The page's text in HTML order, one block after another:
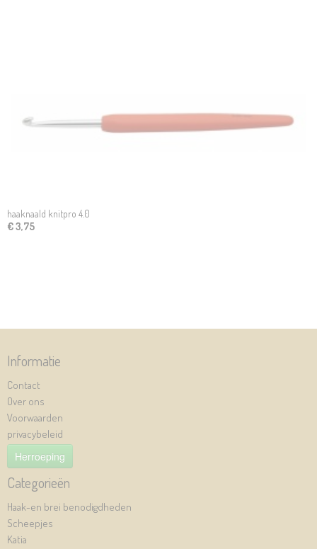
haaknaald knitpro 4.0
€ 3,75
Informatie
Contact
Over ons
Voorwaarden
privacybeleid
Herroeping
Categorieën
Haak-en brei benodigdheden
Scheepjes
Katia